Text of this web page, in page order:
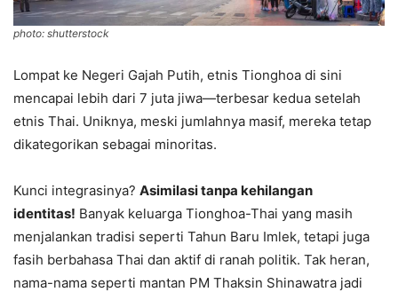
photo: shutterstock
Lompat ke Negeri Gajah Putih, etnis Tionghoa di sini
mencapai lebih dari 7 juta jiwa—terbesar kedua setelah
etnis Thai. Uniknya, meski jumlahnya masif, mereka tetap
dikategorikan sebagai minoritas.
Kunci integrasinya? Asimilasi tanpa kehilangan
identitas! Banyak keluarga Tionghoa-Thai yang masih
menjalankan tradisi seperti Tahun Baru Imlek, tetapi juga
fasih berbahasa Thai dan aktif di ranah politik. Tak heran,
nama-nama seperti mantan PM Thaksin Shinawatra jadi